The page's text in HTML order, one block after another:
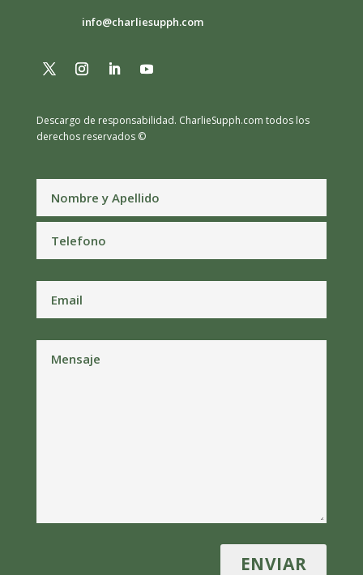
info@charliesupph.com
Descargo de responsabilidad. CharlieSupph.com todos los
derechos reservados ©